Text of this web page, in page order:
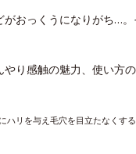
おっくうになりがち…
り感触の魅力、使い方
リを与え毛穴を目立たなくす